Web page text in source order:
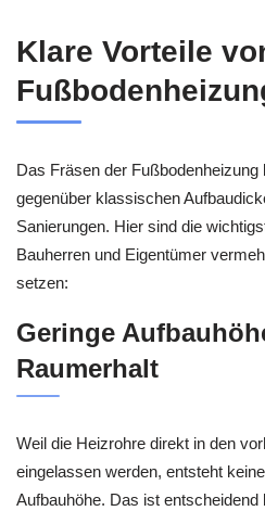
Klare Vorteile
Das Fräsen der Fußbodenheizung
gegenüber klassischen
Sanierungen. Hier sind die
Bauherren und Eigentümer
setzen:
Geringe
Raumerhalt
Weil die Heizrohre direkt in den
eingelassen werden, entsteht
Aufbauhöhe. Das ist entscheidend